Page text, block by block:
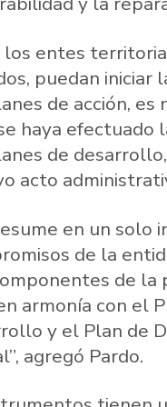
los entes
puedan iniciar
de acción, es
haya efectuado
de
acto
en un solo
de la
de la
armonía con el
y el Plan de
agregó Pardo.